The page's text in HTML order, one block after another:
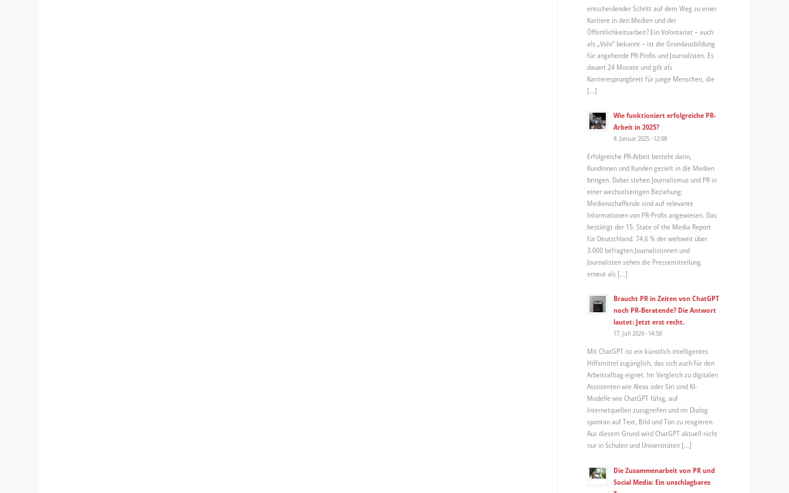
entscheidender Schritt auf dem Weg zu einer
Karriere in den Medien und der
Öffentlichkeitsarbeit? Ein Volontariat – auch
als „Volo“ bekannt – ist die Grundausbildung
für angehende PR-Profis und Journalisten. Es
dauert 24 Monate und gilt als
Karrieresprungbrett für junge Menschen, die
[…]
Wie funktioniert erfolgreiche PR-
Arbeit in 2025?
8. Januar 2025 - 12:08
Erfolgreiche PR-Arbeit besteht darin,
Kundinnen und Kunden gezielt in die Medien
bringen. Dabei stehen Journalismus und PR in
einer wechselseitigen Beziehung:
Medienschaffende sind auf relevante
Informationen von PR-Profis angewiesen. Das
bestätigt der 15. State of the Media Report
für Deutschland. 74,6 % der weltweit über
3.000 befragten Journalistinnen und
Journalisten sehen die Pressemitteilung
erneut als […]
Braucht PR in Zeiten von ChatGPT
noch PR-Beratende? Die Antwort
lautet: Jetzt erst recht.
17. Juli 2024 - 14:58
Mit ChatGPT ist ein künstlich intelligentes
Hilfsmittel zugänglich, das sich auch für den
Arbeitsalltag eignet. Im Vergleich zu digitalen
Assistenten wie Alexa oder Siri sind KI-
Modelle wie ChatGPT fähig, auf
Internetquellen zuzugreifen und im Dialog
spontan auf Text, Bild und Ton zu reagieren.
Aus diesem Grund wird ChatGPT aktuell nicht
nur in Schulen und Universitäten […]
Die Zusammenarbeit von PR und
Social Media: Ein unschlagbares